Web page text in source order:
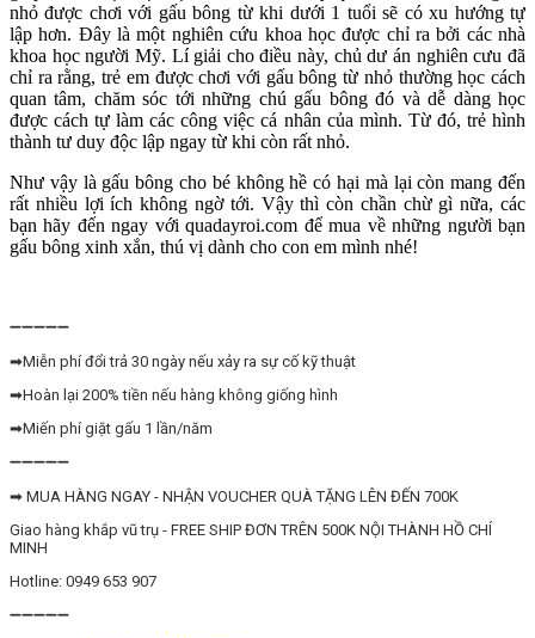
nhỏ được chơi với gấu bông từ khi dưới 1 tuổi sẽ có xu hướng tự
lập hơn. Đây là một nghiên cứu khoa học được chỉ ra bởi các nhà
khoa học người Mỹ. Lí giải cho điều này, chủ dư án nghiên cưu đã
chỉ ra rằng, trẻ em được chơi với gấu bông từ nhỏ thường học cách
quan tâm, chăm sóc tới những chú gấu bông đó và dễ dàng học
được cách tự làm các công việc cá nhân của mình. Từ đó, trẻ hình
thành tư duy độc lập ngay từ khi còn rất nhỏ.
Như vậy là gấu bông cho bé không hề có hại mà lại còn mang đến
rất nhiều lợi ích không ngờ tới. Vậy thì còn chần chừ gì nữa, các
bạn hãy đến ngay với quadayroi.com để mua về những người bạn
gấu bông xinh xắn, thú vị dành cho con em mình nhé!
➖➖➖➖➖
➡Miễn phí đổi trả 30 ngày nếu xảy ra sự cố kỹ thuật
➡Hoàn lại 200% tiền nếu hàng không giống hình
➡Miến phí giặt gấu 1 lần/năm
➖➖➖➖➖
➡ MUA HÀNG NGAY - NHẬN VOUCHER QUÀ TẶNG LÊN ĐẾN 700K
Giao hàng khắp vũ trụ - FREE SHIP ĐƠN TRÊN 500K NỘI THÀNH HỒ CHÍ
MINH
Hotline: 0949 653 907
➖➖➖➖➖